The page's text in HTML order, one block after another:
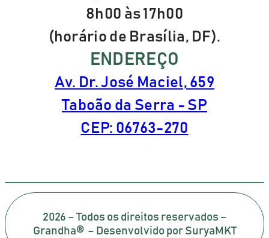
8h00 às 17h00
(horário de Brasília, DF).
ENDEREÇO
Av. Dr. José Maciel, 659
Taboão da Serra - SP
CEP: 06763-270
2026 – Todos os direitos reservados –
Grandha® – Desenvolvido por SuryaMKT